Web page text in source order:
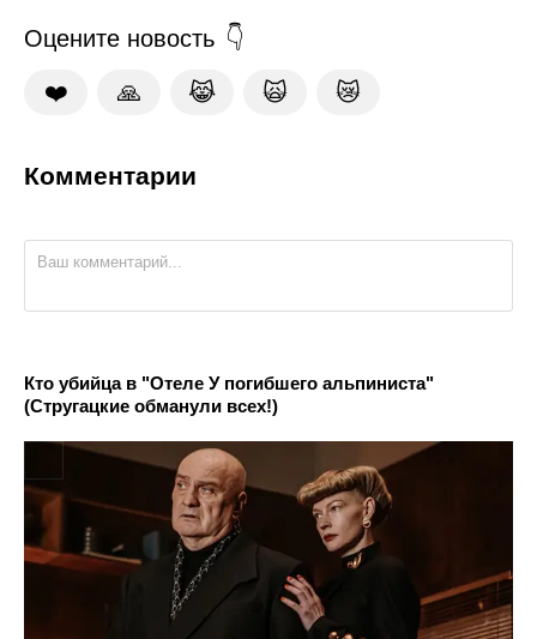
Оцените новость
❤️ 🙏 😹 🙀 😿
Комментарии
Кто убийца в "Отеле У погибшего альпиниста"
(Стругацкие обманули всех!)